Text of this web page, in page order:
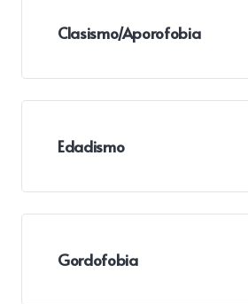
Clasismo/Aporofobia
Edadismo
Gordofobia